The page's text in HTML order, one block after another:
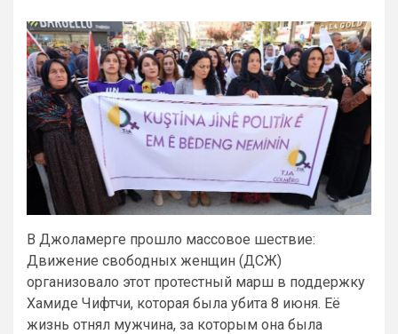
В Джоламерге прошло массовое шествие:
Движение свободных женщин (ДСЖ)
организовало этот протестный марш в поддержку
Хамиде Чифтчи, которая была убита 8 июня. Её
жизнь отнял мужчина, за которым она была